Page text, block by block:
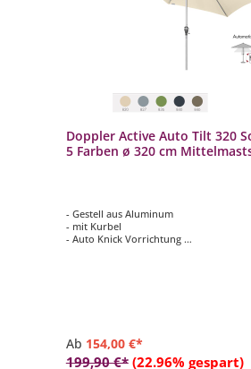
Doppler Active Auto Tilt 320
5 Farben ø 320 cm
- Gestell aus Aluminum
- mit Kurbel
- Auto Knick Vorrichtung
Ab 154,00 €*
199,90 €* (22.96% gespart)